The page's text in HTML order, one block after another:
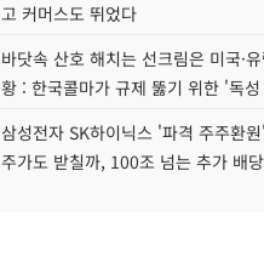
고 커머스도 뛰었다
바닷속 산호 해치는 선크림은 미국·
황 : 한국콜마가 규제 뚫기 위한 '독
삼성전자 SK하이닉스 '파격 주주환
주가도 받칠까, 100조 넘는 추가 배